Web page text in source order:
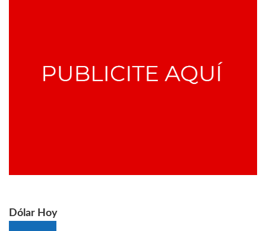
Dólar Hoy